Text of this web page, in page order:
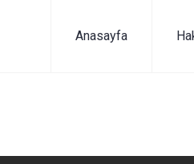
Anasayfa